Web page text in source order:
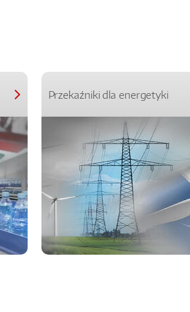
Przekaźniki dla energetyki